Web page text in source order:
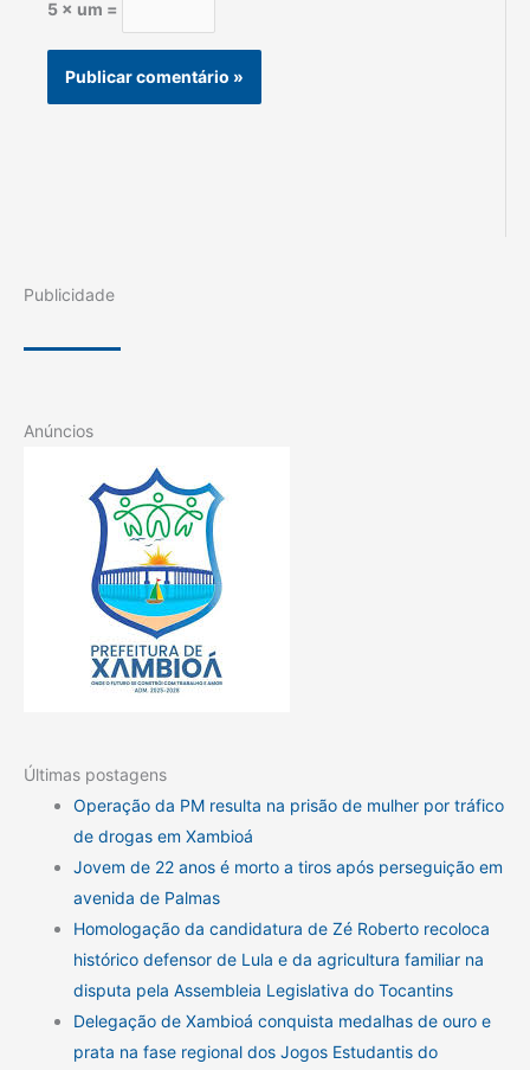
5 × um =
Publicidade
Anúncios
Últimas postagens
Operação da PM resulta na prisão de mulher por tráfico
de drogas em Xambioá
Jovem de 22 anos é morto a tiros após perseguição em
avenida de Palmas
Homologação da candidatura de Zé Roberto recoloca
histórico defensor de Lula e da agricultura familiar na
disputa pela Assembleia Legislativa do Tocantins
Delegação de Xambioá conquista medalhas de ouro e
prata na fase regional dos Jogos Estudantis do